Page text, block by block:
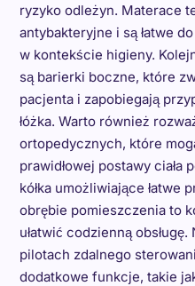
ryzyko odleżyn. Materace
antybakteryjne i są łatwe
w kontekście higieny.
są barierki boczne, które
pacjenta i zapobiegają
łóżka. Warto również
ortopedycznych, które
prawidłowej postawy ciała
kółka umożliwiające łatwe
obrębie pomieszczenia to
ułatwić codzienną
pilotach zdalnego
dodatkowe funkcje, takie